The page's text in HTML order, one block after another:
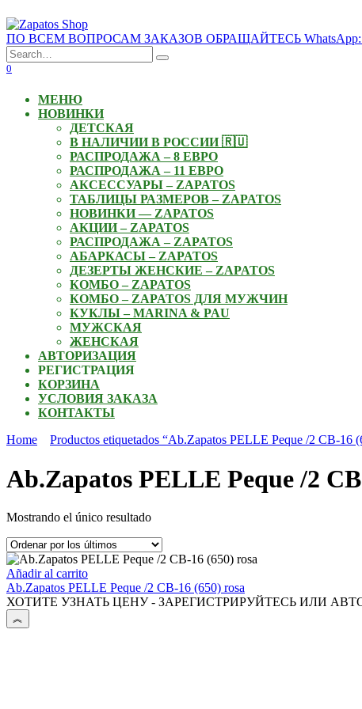
to
content
ПО ВСЕМ ВОПРОСАМ ЗАКАЗОВ ОБРАЩАЙТЕСЬ WhatsApp:
Search
for:
0
МЕНЮ
НОВИНКИ
ДЕТСКАЯ
В НАЛИЧИИ В РОССИИ 🇷🇺
РАСПРОДАЖА – 8 ЕВРО
РАСПРОДАЖА – 11 ЕВРО
АКСЕССУАРЫ – ZAPATOS
ТАБЛИЦЫ РАЗМЕРОВ – ZAPATOS
НОВИНКИ — ZAPATOS
АКЦИИ – ZAPATOS
РАСПРОДАЖА – ZAPATOS
АБАРКАСЫ – ZAPATOS
ДЕЗЕРТЫ ЖЕНСКИЕ – ZAPATOS
КОМБО – ZAPATOS
КОМБО – ZAPATOS ДЛЯ МУЖЧИН
КУКЛЫ – MARINA & PAU
МУЖСКАЯ
ЖЕНСКАЯ
АВТОРИЗАЦИЯ
РЕГИСТРАЦИЯ
КОРЗИНА
УСЛОВИЯ ЗАКАЗА
КОНТАКТЫ
Home
Productos etiquetados “Ab.Zapatos PELLE Peque /2 CB-16
Ab.Zapatos PELLE Peque /2
Mostrando el único resultado
Añadir al carrito
Ab.Zapatos PELLE Peque /2 CB-16 (650) rosa
ХОТИТЕ УЗНАТЬ ЦЕНУ - ЗАРЕГИСТРИРУЙТЕСЬ ИЛИ